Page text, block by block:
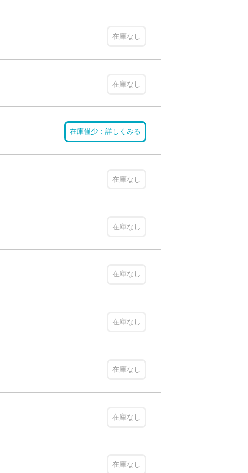
在庫なし
在庫なし
在庫僅少：詳しくみる
在庫なし
在庫なし
在庫なし
在庫なし
在庫なし
在庫なし
在庫なし